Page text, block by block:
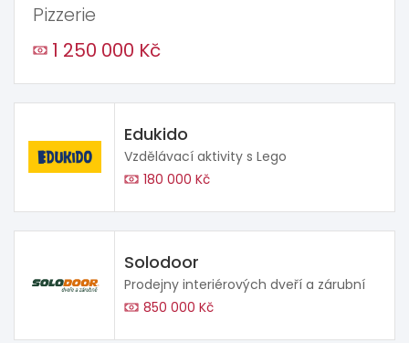
Pizzerie
1 250 000 Kč
Edukido
Vzdělávací aktivity s Lego
180 000 Kč
Solodoor
Prodejny interiérových dveří a zárubní
850 000 Kč